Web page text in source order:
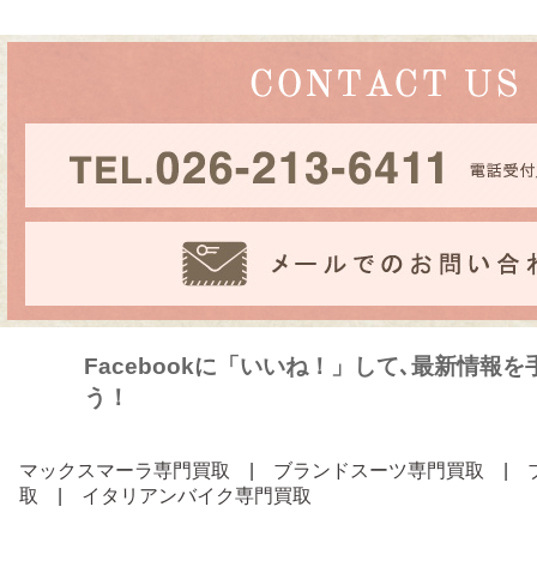
Facebookに「いいね！」して､最新情報を
う！
マックスマーラ専門買取 ブランドスーツ専門買取
取
イタリアンバイク専門買取